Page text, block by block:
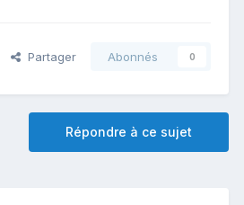
Partager Abonnés 0
Répondre à ce sujet